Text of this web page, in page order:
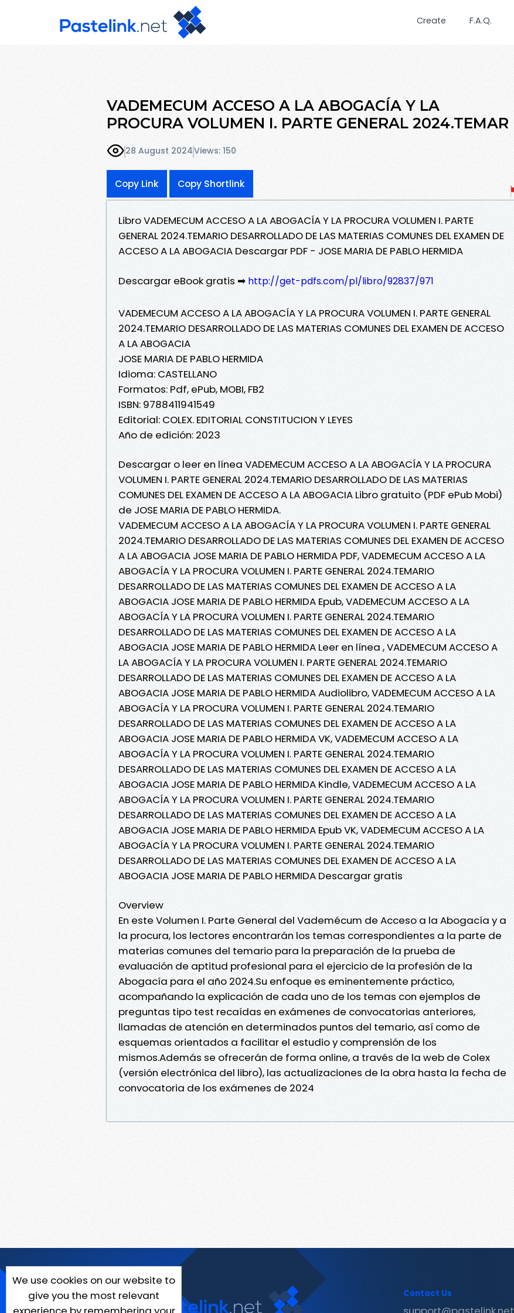
Create F.A.Q.
VADEMECUM ACCESO A LA ABOGACÍA Y LA
PROCURA VOLUMEN I. PARTE GENERAL 2024.TEMAR
28 August 2024Views: 150
Copy Link Copy Shortlink
Libro VADEMECUM ACCESO A LA ABOGACÍA Y LA PROCURA VOLUMEN I. PARTE
GENERAL 2024.TEMARIO DESARROLLADO DE LAS MATERIAS COMUNES DEL EXAMEN DE
ACCESO A LA ABOGACIA Descargar PDF - JOSE MARIA DE PABLO HERMIDA
Descargar eBook gratis ➡ http://get-pdfs.com/pl/libro/92837/971
VADEMECUM ACCESO A LA ABOGACÍA Y LA PROCURA VOLUMEN I. PARTE GENERAL
2024.TEMARIO DESARROLLADO DE LAS MATERIAS COMUNES DEL EXAMEN DE ACCESO
A LA ABOGACIA
JOSE MARIA DE PABLO HERMIDA
Idioma: CASTELLANO
Formatos: Pdf, ePub, MOBI, FB2
ISBN: 9788411941549
Editorial: COLEX. EDITORIAL CONSTITUCION Y LEYES
Año de edición: 2023
Descargar o leer en línea VADEMECUM ACCESO A LA ABOGACÍA Y LA PROCURA
VOLUMEN I. PARTE GENERAL 2024.TEMARIO DESARROLLADO DE LAS MATERIAS
COMUNES DEL EXAMEN DE ACCESO A LA ABOGACIA Libro gratuito (PDF ePub Mobi)
de JOSE MARIA DE PABLO HERMIDA.
VADEMECUM ACCESO A LA ABOGACÍA Y LA PROCURA VOLUMEN I. PARTE GENERAL
2024.TEMARIO DESARROLLADO DE LAS MATERIAS COMUNES DEL EXAMEN DE ACCESO
A LA ABOGACIA JOSE MARIA DE PABLO HERMIDA PDF, VADEMECUM ACCESO A LA
ABOGACÍA Y LA PROCURA VOLUMEN I. PARTE GENERAL 2024.TEMARIO
DESARROLLADO DE LAS MATERIAS COMUNES DEL EXAMEN DE ACCESO A LA
ABOGACIA JOSE MARIA DE PABLO HERMIDA Epub, VADEMECUM ACCESO A LA
ABOGACÍA Y LA PROCURA VOLUMEN I. PARTE GENERAL 2024.TEMARIO
DESARROLLADO DE LAS MATERIAS COMUNES DEL EXAMEN DE ACCESO A LA
ABOGACIA JOSE MARIA DE PABLO HERMIDA Leer en línea , VADEMECUM ACCESO A
LA ABOGACÍA Y LA PROCURA VOLUMEN I. PARTE GENERAL 2024.TEMARIO
DESARROLLADO DE LAS MATERIAS COMUNES DEL EXAMEN DE ACCESO A LA
ABOGACIA JOSE MARIA DE PABLO HERMIDA Audiolibro, VADEMECUM ACCESO A LA
ABOGACÍA Y LA PROCURA VOLUMEN I. PARTE GENERAL 2024.TEMARIO
DESARROLLADO DE LAS MATERIAS COMUNES DEL EXAMEN DE ACCESO A LA
ABOGACIA JOSE MARIA DE PABLO HERMIDA VK, VADEMECUM ACCESO A LA
ABOGACÍA Y LA PROCURA VOLUMEN I. PARTE GENERAL 2024.TEMARIO
DESARROLLADO DE LAS MATERIAS COMUNES DEL EXAMEN DE ACCESO A LA
ABOGACIA JOSE MARIA DE PABLO HERMIDA Kindle, VADEMECUM ACCESO A LA
ABOGACÍA Y LA PROCURA VOLUMEN I. PARTE GENERAL 2024.TEMARIO
DESARROLLADO DE LAS MATERIAS COMUNES DEL EXAMEN DE ACCESO A LA
ABOGACIA JOSE MARIA DE PABLO HERMIDA Epub VK, VADEMECUM ACCESO A LA
ABOGACÍA Y LA PROCURA VOLUMEN I. PARTE GENERAL 2024.TEMARIO
DESARROLLADO DE LAS MATERIAS COMUNES DEL EXAMEN DE ACCESO A LA
ABOGACIA JOSE MARIA DE PABLO HERMIDA Descargar gratis
Overview
En este Volumen I. Parte General del Vademécum de Acceso a la Abogacía y a
la procura, los lectores encontrarán los temas correspondientes a la parte de
materias comunes del temario para la preparación de la prueba de
evaluación de aptitud profesional para el ejercicio de la profesión de la
Abogacía para el año 2024.Su enfoque es eminentemente práctico,
acompañando la explicación de cada uno de los temas con ejemplos de
preguntas tipo test recaídas en exámenes de convocatorias anteriores,
llamadas de atención en determinados puntos del temario, así como de
esquemas orientados a facilitar el estudio y comprensión de los
mismos.Además se ofrecerán de forma online, a través de la web de Colex
(versión electrónica del libro), las actualizaciones de la obra hasta la fecha de
convocatoria de los exámenes de 2024
We use cookies on our website to
give you the most relevant
Contact Us